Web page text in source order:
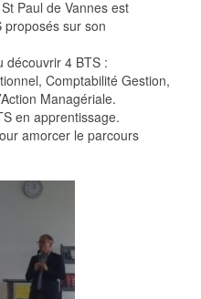
Paul de Vannes est
sur son
découvrir 4 BTS :
Comptabilité Gestion,
Managériale.
en apprentissage.
amorcer le parcours